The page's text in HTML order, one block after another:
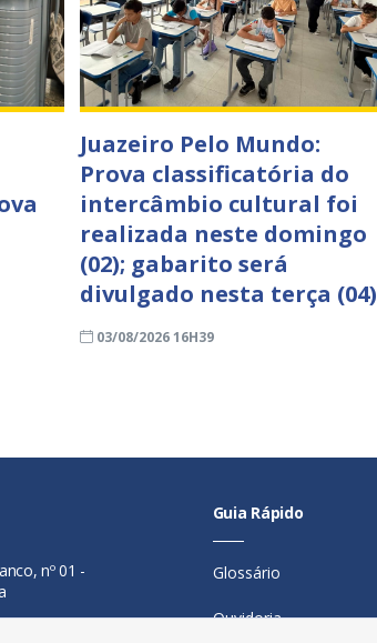
Juazeiro Pelo Mundo:
Prova classificatória do
intercâmbio cultural foi
realizada neste domingo
(02); gabarito será
divulgado nesta terça (04)
03/08/2026 16H39
nº 01 -
Guia Rápido
Glossário
Ouvidoria